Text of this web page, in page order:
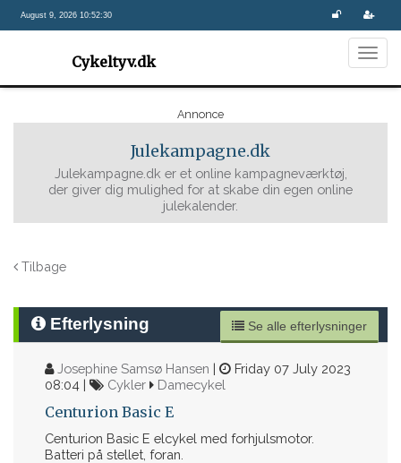
August 9, 2026 10:52:30
Cykeltyv.dk
Annonce
Julekampagne.dk
Julekampagne.dk er et online kampagneværktøj,
der giver dig mulighed for at skabe din egen online
julekalender.
Tilbage
Efterlysning Se alle efterlysninger
Josephine Samsø Hansen |
Friday 07 July 2023
08:04 |
Cykler Damecykel
Centurion Basic E
Centurion Basic E elcykel med forhjulsmotor.
Batteri på stellet, foran.